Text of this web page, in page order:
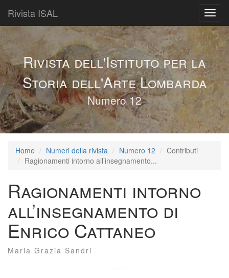
Rivista ISAL
Rivista dell'Istituto per la
Storia dell'Arte Lombarda
Numero 12
Home Numeri della rivista Numero 12
Contributi
Ragionamenti intorno all’insegnamento...
Ragionamenti intorno
all’insegnamento di
Enrico Cattaneo
Maria Grazia Sandri